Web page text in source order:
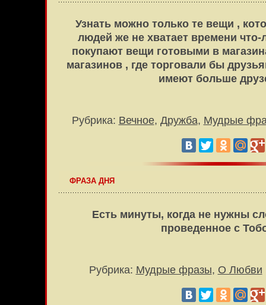
Узнать можно только те вещи ,
людей же не хватает времени
покупают вещи готовыми в
магазинов , где торговали бы
имеют больше
Рубрика: Вечное, Дружба, Мудрые
ФРАЗА ДНЯ
Есть минуты, когда не нужны
проведенное с
Рубрика: Мудрые фразы, О Любви